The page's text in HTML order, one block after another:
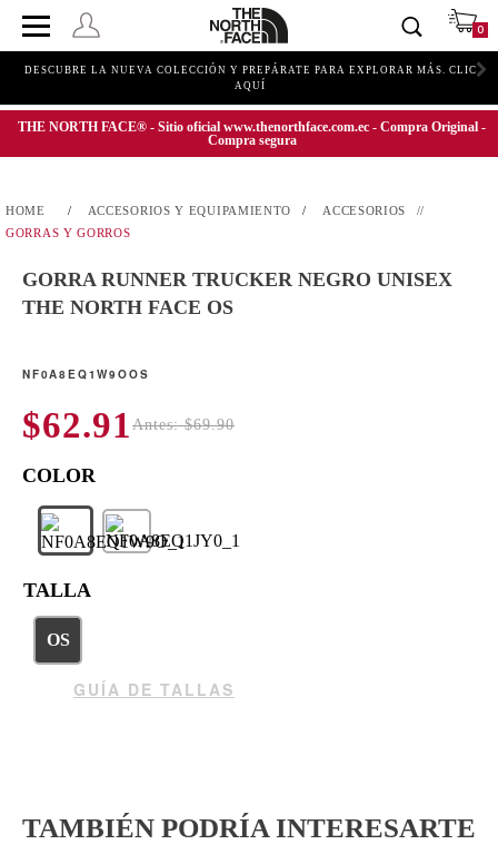
0
DESCUBRE LA NUEVA COLECCIÓN Y PREPÁRATE PARA EXPLORAR MÁS. CLIC
AQUÍ
THE NORTH FACE® - Sitio oficial www.thenorthface.com.ec - Compra Original -
Compra segura
ACCESORIOS Y EQUIPAMIENTO
ACCESORIOS
GORRAS Y GORROS
GORRA RUNNER TRUCKER NEGRO UNISEX
THE NORTH FACE OS
NF0A8EQ1W9OOS
$62.91 Antes: $69.90
TALLA
OS
GUÍA DE TALLAS
TAMBIÉN PODRÍA INTERESARTE